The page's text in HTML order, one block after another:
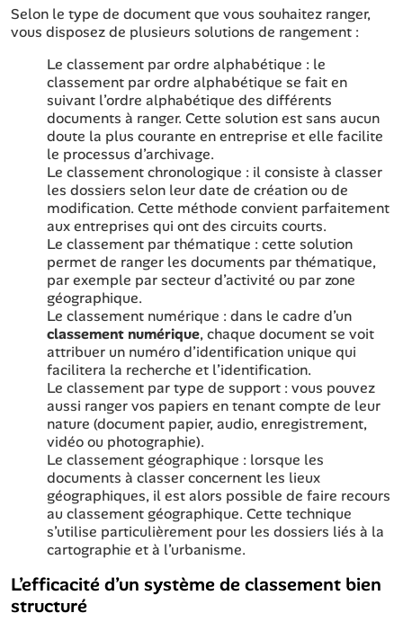
Selon le type de document que vous souhaitez ranger,
vous disposez de plusieurs solutions de rangement :
Le classement par ordre alphabétique : le
classement par ordre alphabétique se fait en
suivant l’ordre alphabétique des différents
documents à ranger. Cette solution est sans aucun
doute la plus courante en entreprise et elle facilite
le processus d’archivage.
Le classement chronologique : il consiste à classer
les dossiers selon leur date de création ou de
modification. Cette méthode convient parfaitement
aux entreprises qui ont des circuits courts.
Le classement par thématique : cette solution
permet de ranger les documents par thématique,
par exemple par secteur d’activité ou par zone
géographique.
Le classement numérique : dans le cadre d’un
classement numérique, chaque document se voit
attribuer un numéro d’identification unique qui
facilitera la recherche et l’identification.
Le classement par type de support : vous pouvez
aussi ranger vos papiers en tenant compte de leur
nature (document papier, audio, enregistrement,
vidéo ou photographie).
Le classement géographique : lorsque les
documents à classer concernent les lieux
géographiques, il est alors possible de faire recours
au classement géographique. Cette technique
s’utilise particulièrement pour les dossiers liés à la
cartographie et à l’urbanisme.
L’efficacité d’un système de classement bien
structuré